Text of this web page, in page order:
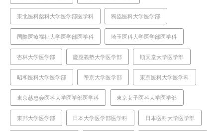
東北医科薬科大学医学部医学科 獨協医科大学医学部
国際医療福祉大学医学部医学科 埼玉医科大学医学部医学科
杏林大学医学部 慶應義塾大学医学部 順天堂大学医学部
昭和医科大学医学部 帝京大学医学部 東京医科大学医学科
東京慈恵会医科大学医学部医学科 東京女子医科大学医学部
東邦大学医学部 日本大学医学部医学科 日本医科大学医学部